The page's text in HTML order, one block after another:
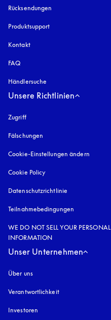
Rücksendungen
Produktsupport
Kontakt
FAQ
Händlersuche
Unsere Richtlinien
Zugrifföffnet sich in einem neuen Tab
Fälschungen
Cookie-Einstellungen ändern
Cookie Policy
Datenschutzrichtlinie
Teilnahmebedingungen
WE DO NOT SELL YOUR PERSONAL
INFORMATION
Unser Unternehmen
Über uns
Verantwortlichkeit
Investoren